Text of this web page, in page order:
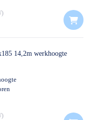
14,2m werkhoogte